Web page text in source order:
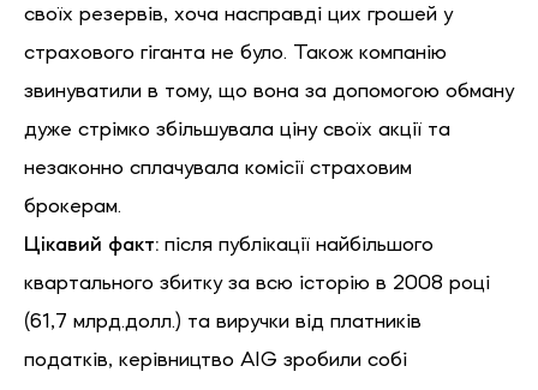
своїх резервів, хоча насправді цих грошей у
страхового гіганта не було. Також компанію
звинуватили в тому, що вона за допомогою обману
дуже стрімко збільшувала ціну своїх акції та
незаконно сплачувала комісії страховим
брокерам.
Цікавий факт: після публікації найбільшого
квартального збитку за всю історію в 2008 році
(61,7 млрд.долл.) та виручки від платників
податків, керівництво AIG зробили собі